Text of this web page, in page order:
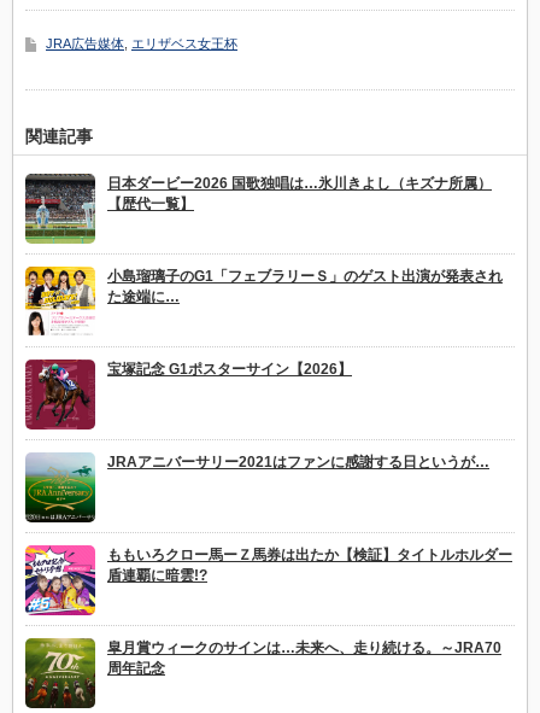
JRA広告媒体 エリザベス女王杯
関連記事
日本ダービー2026 国歌独唱は…氷川きよし（キズナ所属）
【歴代一覧】
小島瑠璃子のG1「フェブラリーＳ」のゲスト出演が発表され
た途端に…
宝塚記念 G1ポスターサイン【2026】
JRAアニバーサリー2021はファンに感謝する日というが…
ももいろクロー馬ーＺ馬券は出たか【検証】タイトルホルダー
盾連覇に暗雲!?
皐月賞ウィークのサインは…未来へ、走り続ける。～JRA70
周年記念